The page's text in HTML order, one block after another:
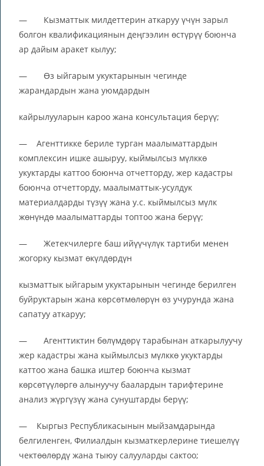
— Кызматтык милдеттерин аткаруу үчүн зарыл
болгон квалификациянын деңгээлин өстүрүү боюнча
ар дайым аракет кылуу;
— Өз ыйгарым укуктарынын чегинде
жарандардын жана уюмдардын
кайрылууларын кароо жана консультация берүү;
— Агенттикке бериле турган маалыматтардын
комплексин ишке ашыруу, кыймылсыз мүлккө
укуктарды каттоо боюнча отчетторду, жер кадастры
боюнча отчетторду, маалыматтык-усулдук
материалдарды түзүү жана у.с. кыймылсыз мүлк
жөнүндө маалыматтарды топтоо жана берүү;
— Жетекчилерге баш ийүүчүлүк тартиби менен
жогорку кызмат өкүлдөрдүн
кызматтык ыйгарым укуктарынын чегинде берилген
буйруктарын жана көрсөтмөлөрүн өз учурунда жана
сапатуу аткаруу;
— Агенттиктин бөлүмдөрү тарабынан аткарылуучу
жер кадастры жана кыймылсыз мүлккө укуктарды
каттоо жана башка иштер боюнча кызмат
көрсөтүүлөргө алынуучу баалардын тарифтерине
анализ жүргүзүү жана сунуштарды берүү;
— Кыргыз Республикасынын мыйзамдарында
белгиленген, Филиалдын кызматкерлерине тиешелүү
чектөөлөрдү жана тыюу салууларды сактоо;